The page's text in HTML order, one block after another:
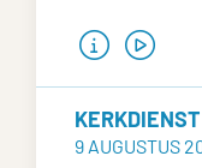
9 AUGUSTUS